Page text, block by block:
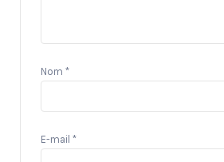
Nom *
E-mail *